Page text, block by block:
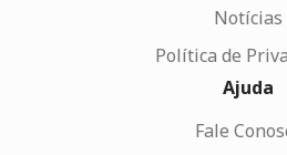
Notícias
Política de
Ajuda
Fale